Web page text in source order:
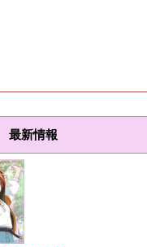
最新情報